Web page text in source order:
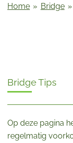
Home » Bridge »
Bridge Tips
Op deze pagina
regelmatig